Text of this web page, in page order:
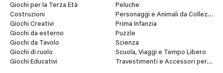
Giochi per la Terza Età
Costruzioni
Giochi Creativi
Giochi da esterno
Giochi da Tavolo
Giochi di ruolo
Giochi Educativi
Peluche
Personaggi e Animali da Collezione
Prima Infanzia
Puzzle
Scienza
Scuola, Viaggi e Tempo Libero
Travestimenti e Accessori per